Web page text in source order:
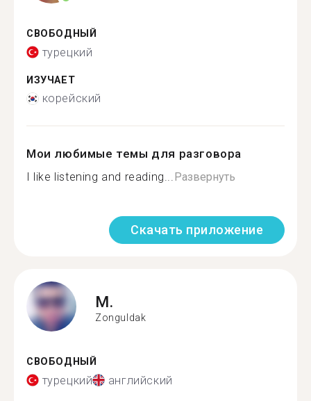
СВОБОДНЫЙ
турецкий
ИЗУЧАЕТ
корейский
Мои любимые темы для разговора
I like listening and reading...Развернуть
Скачать приложение
M.
Zonguldak
СВОБОДНЫЙ
турецкий английский